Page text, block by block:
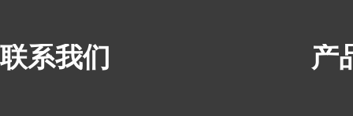
联系我们 产